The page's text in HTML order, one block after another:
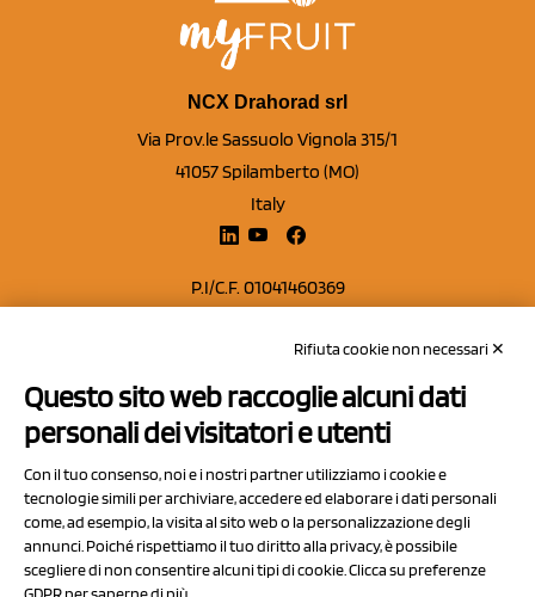
NCX Drahorad srl
Via Prov.le Sassuolo Vignola 315/1
41057 Spilamberto (MO)
Italy
P.I/C.F. 01041460369
Capitale sociale Euro 50.000,00 i.v.
Contatti
Privacy Policy
Cookie Policy
Chi Siamo
Rifiuta cookie non necessari ✕
Questo sito web raccoglie alcuni dati
personali dei visitatori e utenti
Con il tuo consenso, noi e i nostri partner utilizziamo i cookie e
tecnologie simili per archiviare, accedere ed elaborare i dati personali
come, ad esempio, la visita al sito web o la personalizzazione degli
annunci. Poiché rispettiamo il tuo diritto alla privacy, è possibile
scegliere di non consentire alcuni tipi di cookie. Clicca su preferenze